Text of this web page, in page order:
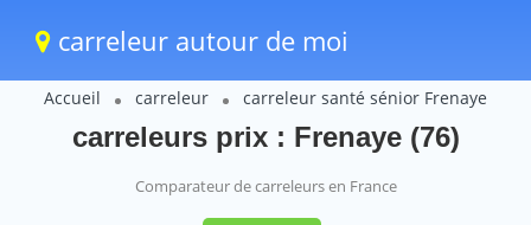
carreleur autour de moi
Accueil carreleur carreleur santé sénior Frenaye
carreleurs prix : Frenaye (76)
Comparateur de carreleurs en France